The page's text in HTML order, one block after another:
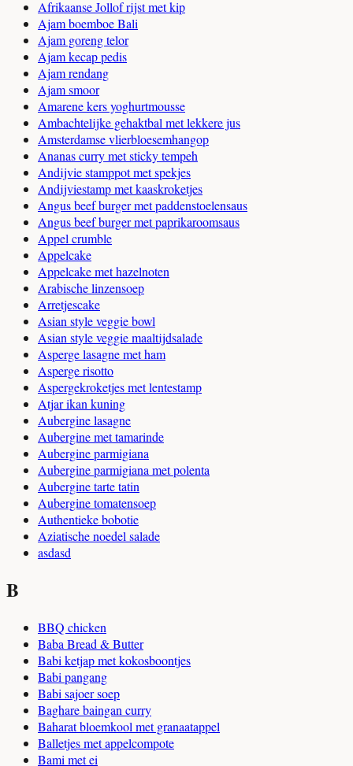
Afrikaanse Jollof rijst met kip
Ajam boemboe Bali
Ajam goreng telor
Ajam kecap pedis
Ajam rendang
Ajam smoor
Amarene kers yoghurtmousse
Ambachtelijke gehaktbal met lekkere jus
Amsterdamse vlierbloesemhangop
Ananas curry met sticky tempeh
Andijvie stamppot met spekjes
Andijviestamp met kaaskroketjes
Angus beef burger met paddenstoelensaus
Angus beef burger met paprikaroomsaus
Appel crumble
Appelcake
Appelcake met hazelnoten
Arabische linzensoep
Arretjescake
Asian style veggie bowl
Asian style veggie maaltijdsalade
Asperge lasagne met ham
Asperge risotto
Aspergekroketjes met lentestamp
Atjar ikan kuning
Aubergine lasagne
Aubergine met tamarinde
Aubergine parmigiana
Aubergine parmigiana met polenta
Aubergine tarte tatin
Aubergine tomatensoep
Authentieke bobotie
Aziatische noedel salade
asdasd
B
BBQ chicken
Baba Bread & Butter
Babi ketjap met kokosboontjes
Babi pangang
Babi sajoer soep
Baghare baingan curry
Baharat bloemkool met granaatappel
Balletjes met appelcompote
Bami met ei